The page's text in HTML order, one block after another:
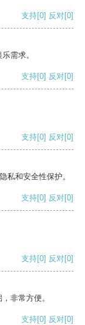
支持[0] 反对[0]
需求。
支持[0] 反对[0]
支持[0] 反对[0]
私和安全性保护。
支持[0] 反对[0]
支持[0] 反对[0]
非常方便。
支持[0] 反对[0]